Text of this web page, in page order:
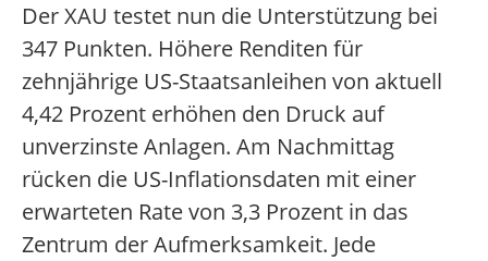
Der XAU testet nun die Unterstützung bei
347 Punkten. Höhere Renditen für
zehnjährige US-Staatsanleihen von aktuell
4,42 Prozent erhöhen den Druck auf
unverzinste Anlagen. Am Nachmittag
rücken die US-Inflationsdaten mit einer
erwarteten Rate von 3,3 Prozent in das
Zentrum der Aufmerksamkeit. Jede